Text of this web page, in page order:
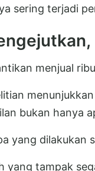
sering terjadi
menjual
bukan hanya
yang dilakukan
yang tampak